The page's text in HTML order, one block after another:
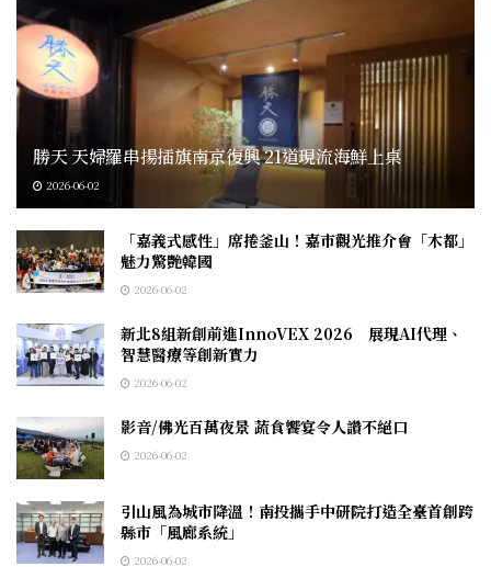
勝天 天婦羅串揚插旗南京復興 21道現流海鮮上桌
2026-06-02
「嘉義式感性」席捲釜山！嘉市觀光推介會「木都」
魅力驚艷韓國
2026-06-02
新北8組新創前進InnoVEX 2026 展現AI代理、
智慧醫療等創新實力
2026-06-02
影音/佛光百萬夜景 蔬食饗宴令人讚不絕口
2026-06-02
引山風為城市降溫！南投攜手中研院打造全臺首創跨
縣市「風廊系統」
2026-06-02